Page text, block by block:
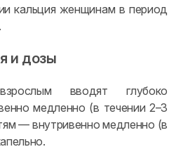
кальция женщинам в период
и дозы
вводят глубоко
медленно (в течении 2–3
— внутривенно медленно (в